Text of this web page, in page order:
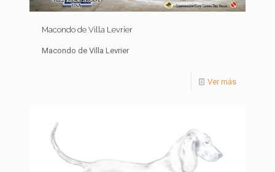
Macondo de Villa Levrier
Macondo de Villa Levrier
Ver más